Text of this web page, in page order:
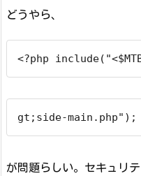
どうやら、
<?php
gt;side-main.php");
が問題らしい。セキュリ